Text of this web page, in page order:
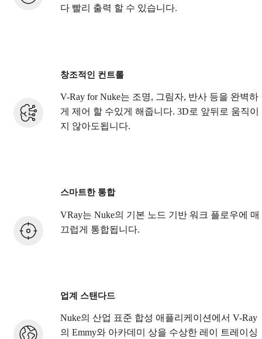
다 빨리 출력 할 수 있습니다.
창조적인 컨트롤
V-Ray for Nuke는 조명, 그림자, 반사 등을 완벽하
게 제어 할 수있게 해줍니다. 3D로 앞뒤로 움직이
지 않아도됩니다.
스마트한 통합
VRay는 Nuke의 기본 노드 기반 워크 플로우에 매
끄럽게 통합됩니다.
업계 스탠다드
Nuke의 산업 표준 합성 애플리케이션에서 V-Ray
의 Emmy와 아카데미 상을 수상한 레이 트레이싱